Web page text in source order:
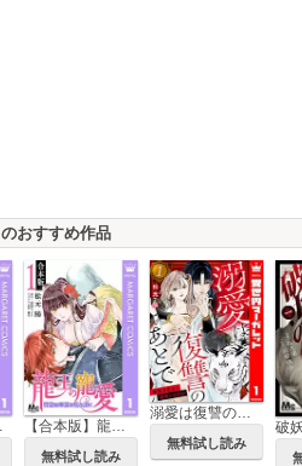
のおすすめ作品
無料試し読み
溺愛は復讐のあとで 無能力巫女と運命のつがい
無料試し読み
破